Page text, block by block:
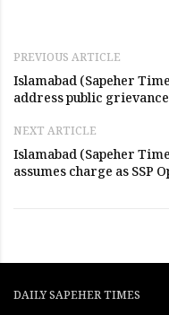
PREVIOUS ARTICLE
Islamabad (Sapeher
address public
NEXT ARTICLE
Islamabad (Sapeher
assumes charge as SSP
DAILY SAPEHER TIMES